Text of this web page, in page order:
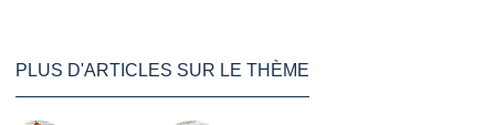
PLUS D'ARTICLES SUR LE THÈME